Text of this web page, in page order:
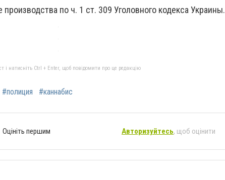
по ч. 1 ст. 309 Уголовного кодекса Украины.
і натисніть Ctrl + Enter, щоб повідомити про це редакцію
#полиция #каннабис
Оцініть першим Авторизуйтесь, щоб оцінити